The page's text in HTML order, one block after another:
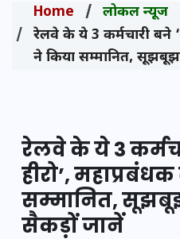
Home
लोकल न्यूज
रेलवे के ये 3 कर्मचारी बने
ने किया सम्मानित,
रेलवे के ये 3
हीरो’,
सम्मानित,
सैकड़ों जानें